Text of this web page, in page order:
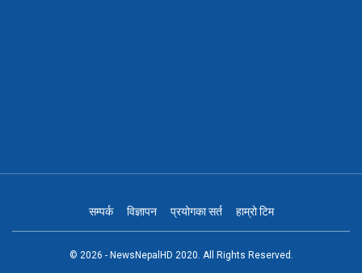
सम्पर्क विज्ञापन प्रयोगका सर्त हाम्रो टिम
© 2026 - NewsNepalHD 2020. All Rights Reserved.